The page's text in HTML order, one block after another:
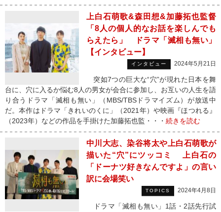
上白石萌歌&森田想&加藤拓也監督
「8人の個人的なお話を楽しんでも
らえたら」 ドラマ「滅相も無い」
【インタビュー】
インタビュー 2024年5月21日
突如7つの巨大な“穴”が現れた日本を舞
台に、穴に入るか悩む8人の男女が会合に参加し、お互いの人生を語
り合うドラマ「滅相も無い」（MBS/TBSドラマイズム）が放送中
だ。本作はドラマ「きれいのくに」（2021年）や映画『ほつれる』
（2023年）などの作品を手掛けた加藤拓也監・・・ 続きを読む
中川大志、染谷将太や上白石萌歌が
描いた“穴”にツッコミ 上白石の
「ドーナツ好きなんですよ」の言い
訳に会場笑い
TOPICS 2024年4月8日
ドラマ「滅相も無い」1話・2話先行試